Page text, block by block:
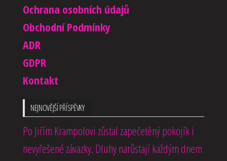
Ochrana osobních údajů
Obchodní Podmínky
ADR
GDPR
Kontakt
NEJNOVĚJŠÍ PŘÍSPĚVKY
Po Jiřím Krampolovi zůstal zapečetěný pokojík i
nevyřešené závazky. Dluhy narůstají každým dnem